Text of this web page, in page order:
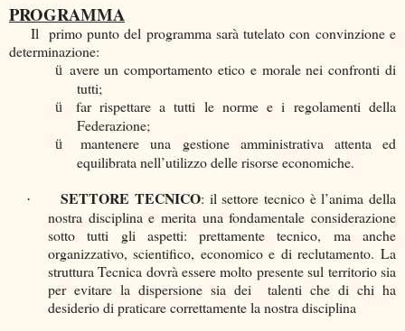
PROGRAMMA
Il primo punto del programma sarà tutelato con convinzione e
determinazione:
ü avere un comportamento etico e morale nei confronti di
tutti;
ü
far rispettare a tutti le norme e i regolamenti della
Federazione;
ü
mantenere una gestione amministrativa attenta ed
equilibrata nell’utilizzo delle risorse economiche.
· SETTORE TECNICO: il settore tecnico è l’anima della
nostra disciplina e merita una fondamentale considerazione
sotto tutti gli aspetti: prettamente tecnico, ma anche
organizzativo, scientifico, economico e di reclutamento. La
struttura Tecnica dovrà essere molto presente sul territorio sia
per evitare la dispersione sia dei talenti che di chi ha
desiderio di praticare correttamente la nostra disciplina